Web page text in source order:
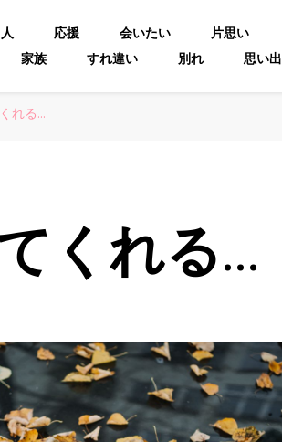
応援 会いたい 片思い
家族 すれ違い 別れ 思い出
れる…
くれる…